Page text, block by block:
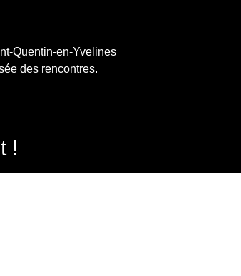
Quentin-en-Yvelines
des rencontres.
!